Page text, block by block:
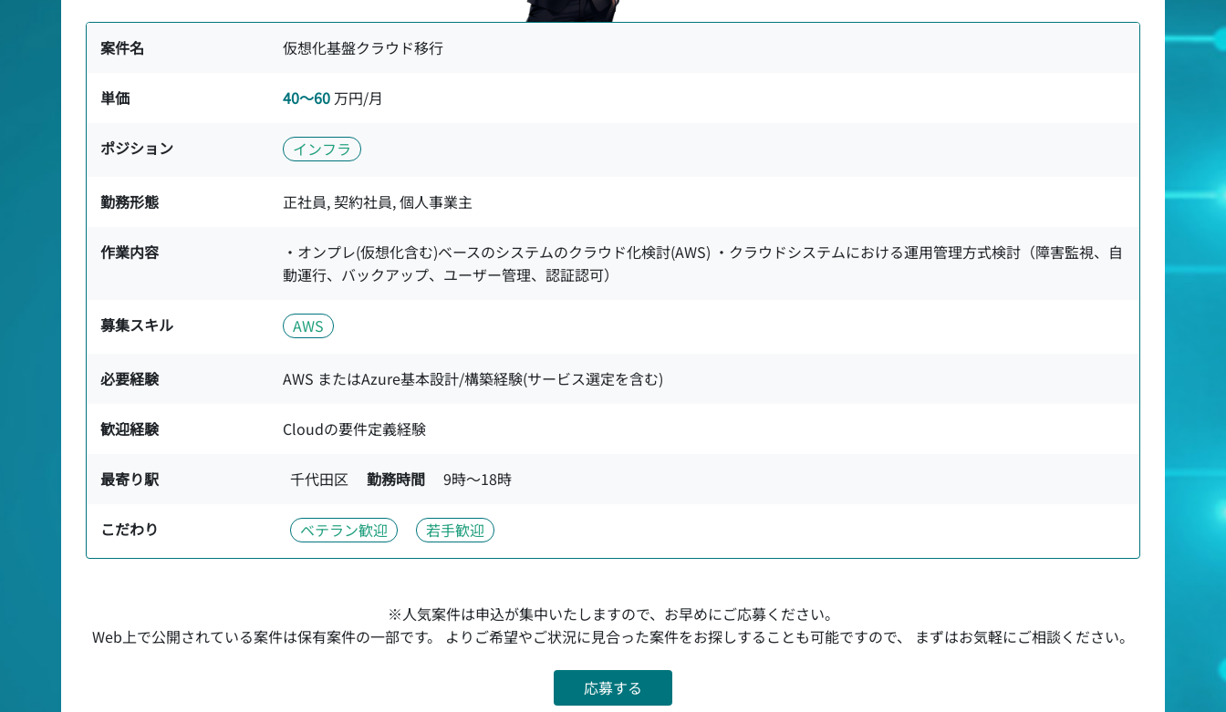
案件名 仮想化基盤クラウド移行
単価 40〜60 万円/月
ポジション インフラ
勤務形態 正社員, 契約社員, 個人事業主
作業内容
・オンプレ(仮想化含む)ベースのシステムのクラウド化検討(AWS) ・クラウドシステムにおける運用管理方式検討（障害監視、自
動運行、バックアップ、ユーザー管理、認証認可）
募集スキル AWS
必要経験 AWS またはAzure基本設計/構築経験(サービス選定を含む)
歓迎経験 Cloudの要件定義経験
最寄り駅 千代田区 勤務時間 9時〜18時
こだわり ベテラン歓迎 若手歓迎
※人気案件は申込が集中いたしますので、お早めにご応募ください。
Web上で公開されている案件は保有案件の一部です。 よりご希望やご状況に見合った案件をお探しすることも可能ですので、 まずはお気軽にご相談ください。
応募する